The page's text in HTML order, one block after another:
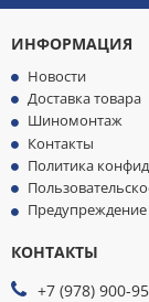
ИНФОРМАЦИЯ
Новости
Доставка товара
Шиномонтаж
Контакты
Политика
Предупреждение
КОНТАКТЫ
+7 (978) 900-